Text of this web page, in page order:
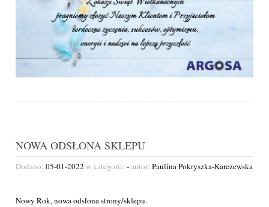
NOWA ODSŁONA SKLEPU
Dodano: 05-01-2022 w kategorii: -autor: Paulina Pokryszka-Karczewska
Nowy Rok, nowa odsłona strony/sklepu.